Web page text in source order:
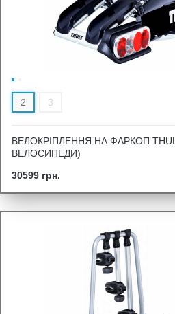
2 3
ВЕЛОКРІПЛЕННЯ НА ФАРКОП
ВЕЛОСИПЕДИ)
30599 грн.